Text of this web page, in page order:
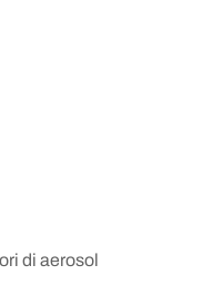
di aerosol